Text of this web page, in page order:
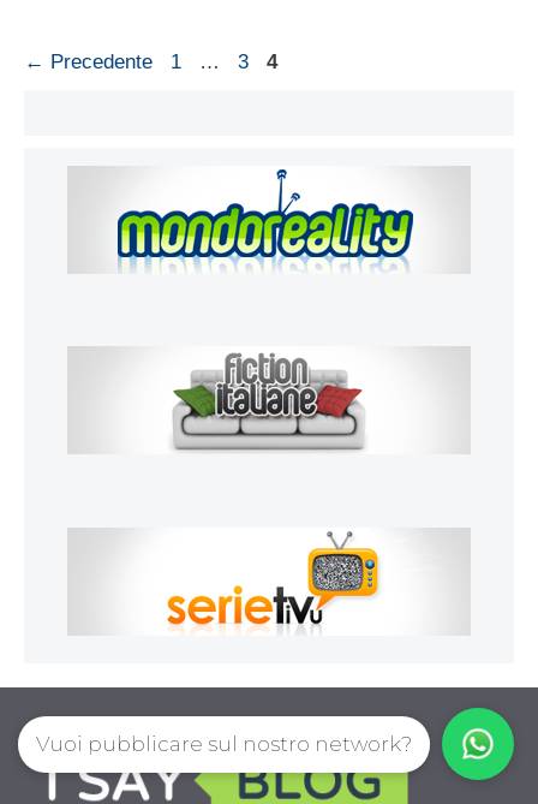
← Precedente Pagina
1 … Pagina
3 Pagina
4
Vuoi pubblicare sul nostro network?